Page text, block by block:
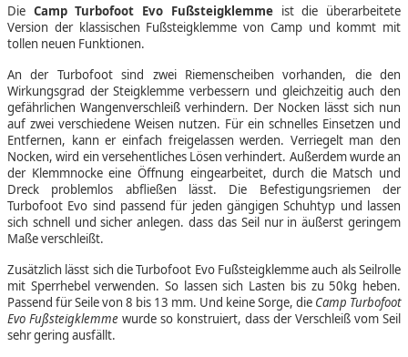
Die Camp Turbofoot Evo Fußsteigklemmeist die überarbeitete
Version der klassischen Fußsteigklemme von Camp und kommt mit
tollen neuen Funktionen.
An der Turbofoot sind zwei Riemenscheiben vorhanden, die den
Wirkungsgrad der Steigklemme verbessern und gleichzeitig auch den
gefährlichen Wangenverschleiß verhindern. Der Nocken lässt sich nun
auf zwei verschiedene Weisen nutzen. Für ein schnelles Einsetzen und
Entfernen, kann er einfach freigelassen werden. Verriegelt man den
Nocken, wird ein versehentliches Lösen verhindert. Außerdem wurde an
der Klemmnocke eine Öffnung eingearbeitet, durch die Matsch und
Dreck problemlos abfließen lässt. Die Befestigungsriemen der
Turbofoot Evo sind passend für jeden gängigen Schuhtyp und lassen
sich schnell und sicher anlegen. dass das Seil nur in äußerst geringem
Maße verschleißt.
Zusätzlich lässt sich die Turbofoot Evo Fußsteigklemme auch als Seilrolle
mit Sperrhebel verwenden. So lassen sich Lasten bis zu 50kg heben.
Passend für Seile von 8 bis 13 mm. Und keine Sorge, die Camp Turbofoot
Evo Fußsteigklemme wurde so konstruiert, dass der Verschleiß vom Seil
sehr gering ausfällt.